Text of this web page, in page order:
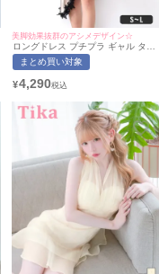
美脚効果抜群のアシメデザイン☆
ロングドレス プチプラ ギャル タイ
ト スリット セクシー ラウンジ ノー
スリーブ 花柄 谷間 刺繍 ベージュ
イズ対応) | myMinette/マイミネット
まとめ買い対象
¥4,290